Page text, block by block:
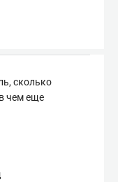
сколько
чем еще